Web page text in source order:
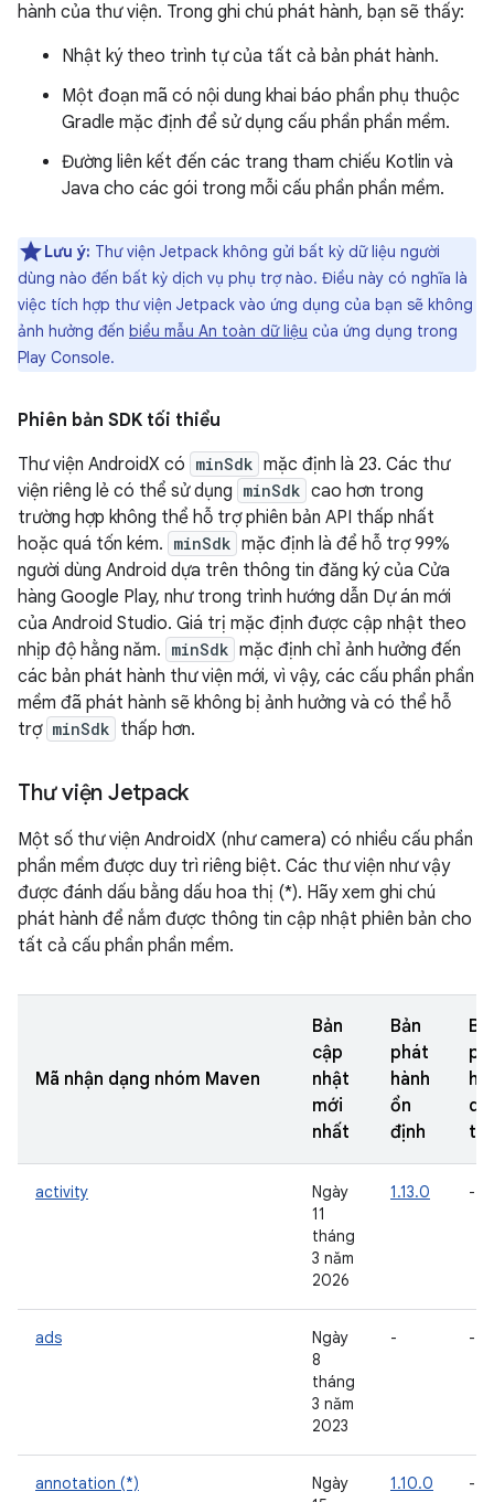
hành của thư viện. Trong ghi chú phát hành, bạn sẽ thấy:
Nhật ký theo trình tự của tất cả bản phát hành.
Một đoạn mã có nội dung khai báo phần phụ thuộc
Gradle mặc định để sử dụng cấu phần phần mềm.
Đường liên kết đến các trang tham chiếu Kotlin và
Java cho các gói trong mỗi cấu phần phần mềm.
Lưu ý: Thư viện Jetpack không gửi bất kỳ dữ liệu người
dùng nào đến bất kỳ dịch vụ phụ trợ nào. Điều này có nghĩa là
việc tích hợp thư viện Jetpack vào ứng dụng của bạn sẽ không
ảnh hưởng đến biểu mẫu An toàn dữ liệu của ứng dụng trong
Play Console.
Phiên bản SDK tối thiểu
Thư viện AndroidX có minSdk mặc định là 23. Các thư
viện riêng lẻ có thể sử dụng minSdk cao hơn trong
trường hợp không thể hỗ trợ phiên bản API thấp nhất
hoặc quá tốn kém. minSdk mặc định là để hỗ trợ 99%
người dùng Android dựa trên thông tin đăng ký của Cửa
hàng Google Play, như trong trình hướng dẫn Dự án mới
của Android Studio. Giá trị mặc định được cập nhật theo
nhịp độ hằng năm. minSdk mặc định chỉ ảnh hưởng đến
các bản phát hành thư viện mới, vì vậy, các cấu phần phần
mềm đã phát hành sẽ không bị ảnh hưởng và có thể hỗ
trợ minSdk thấp hơn.
Thư viện Jetpack
Một số thư viện AndroidX (như camera) có nhiều cấu phần
phần mềm được duy trì riêng biệt. Các thư viện như vậy
được đánh dấu bằng dấu hoa thị (*). Hãy xem ghi chú
phát hành để nắm được thông tin cập nhật phiên bản cho
tất cả cấu phần phần mềm.
Mã nhận dạng nhóm Maven
Bản
cập
nhật
mới
nhất
Bản
phát
hành
ổn
định
activity
Ngày
11
tháng
3 năm
2026
1.13.0 -
ads
Ngày
8
tháng
3 năm
2023
- -
annotation (*)
Ngày
1.10.0 -